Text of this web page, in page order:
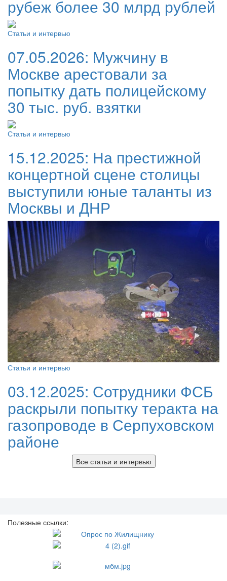
рубеж более 30 млрд рублей
Статьи и интервью
07.05.2026: Мужчину в
Москве арестовали за
попытку дать полицейскому
30 тыс. руб. взятки
Статьи и интервью
15.12.2025: На престижной
концертной сцене столицы
выступили юные таланты из
Москвы и ДНР
Статьи и интервью
03.12.2025: Сотрудники ФСБ
раскрыли попытку теракта на
газопроводе в Серпуховском
районе
Все статьи и интервью
Полезные ссылки: